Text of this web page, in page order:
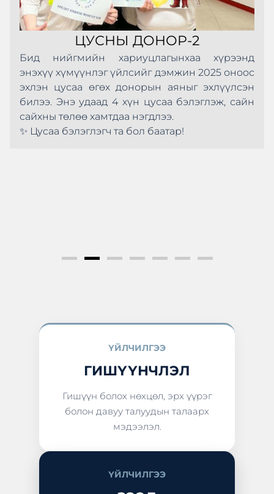
ЦУСНЫ ДОНОР-2
Бид нийгмийн хариуцлагынхаа хүрээнд
энэхүү хүмүүнлэг үйлсийг дэмжин 2025 оноос
эхлэн цусаа өгөх донорын аяныг эхлүүлсэн
билээ. Энэ удаад 4 хүн цусаа бэлэглэж, сайн
сайхны төлөө хамтдаа нэгдлээ.
✨ Цусаа бэлэглэгч та бол баатар!
ҮЙЛЧИЛГЭЭ
ГИШҮҮНЧЛЭЛ
Гишүүн болох нөхцөл, эрх үүрэг
болон давуу талуудын талаарх
мэдээлэл.
ҮЙЛЧИЛГЭЭ